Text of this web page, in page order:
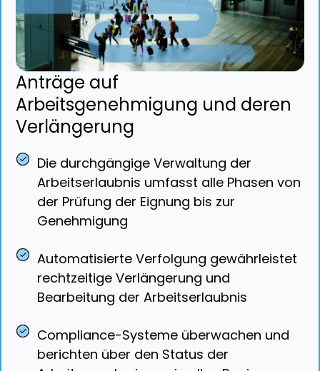
Anträge auf
Arbeitsgenehmigung und deren
Verlängerung
Die durchgängige Verwaltung der
Arbeitserlaubnis umfasst alle Phasen von
der Prüfung der Eignung bis zur
Genehmigung
Automatisierte Verfolgung gewährleistet
rechtzeitige Verlängerung und
Bearbeitung der Arbeitserlaubnis
Compliance-Systeme überwachen und
berichten über den Status der